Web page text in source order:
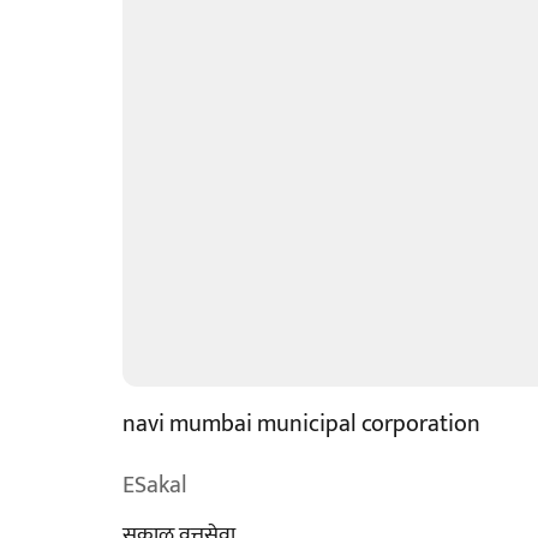
navi mumbai municipal corporation
ESakal